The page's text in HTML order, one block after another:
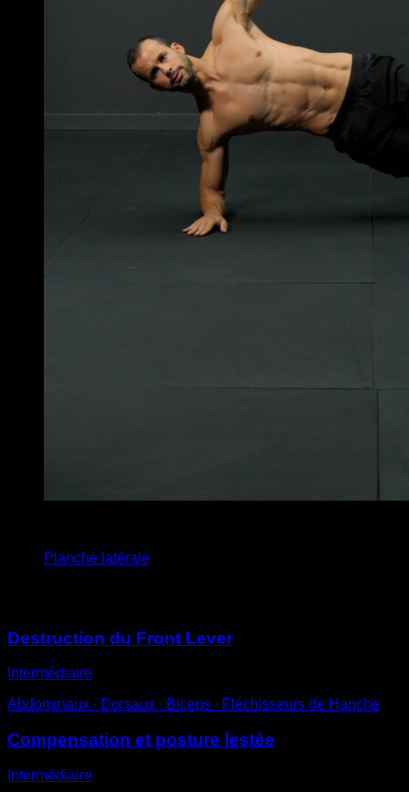
Planche latérale
Destruction du Front Lever
Intermédiaire
Abdominaux ∙ Dorsaux ∙ Biceps ∙ Fléchisseurs de Hanche
Compensation et posture lestée
Intermédiaire